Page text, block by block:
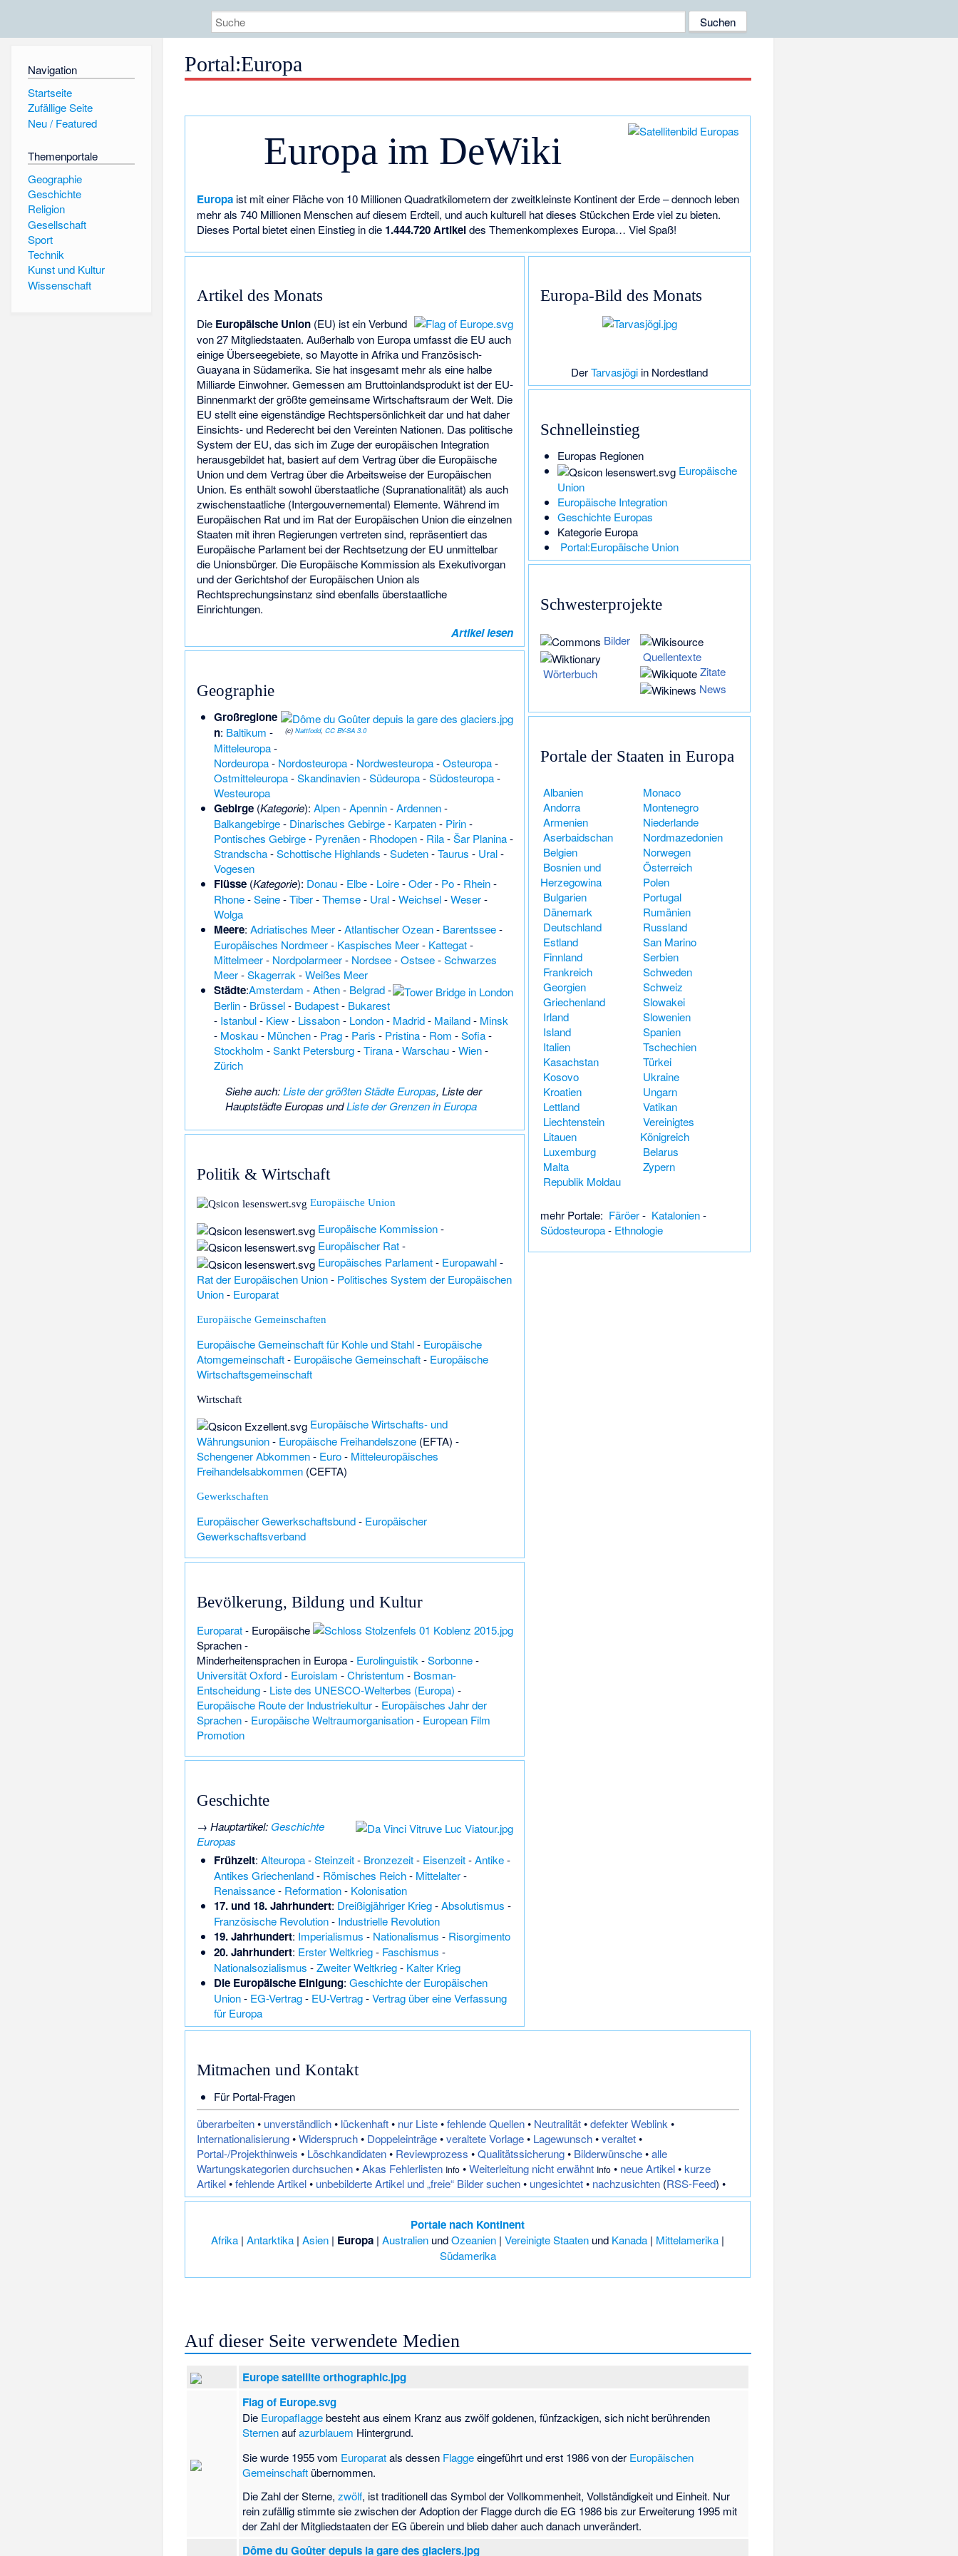
Navigation
Startseite
Zufällige Seite
Neu / Featured
Themenportale
Geographie
Geschichte
Religion
Gesellschaft
Sport
Technik
Kunst und Kultur
Wissenschaft
Portal:Europa
Europa im DeWiki
Europaist mit einer Fläche von 10 Millionen Quadratkilometern der zweitkleinste Kontinent der Erde – dennoch leben
mehr als 740 Millionen Menschen auf diesem Erdteil, und auch kulturell hat dieses Stückchen Erde viel zu bieten.
Dieses Portal bietet einen Einstieg in die 1.444.720 Artikeldes Themenkomplexes Europa… Viel Spaß!
Artikel des Monats
Die Europäische Union(EU) ist ein Verbund
von 27 Mitgliedstaaten. Außerhalb von Europa umfasst die EU auch
einige Überseegebiete, so Mayotte in Afrika und Französisch-
Guayana in Südamerika. Sie hat insgesamt mehr als eine halbe
Milliarde Einwohner. Gemessen am Bruttoinlandsprodukt ist der EU-
Binnenmarkt der größte gemeinsame Wirtschaftsraum der Welt. Die
EU stellt eine eigenständige Rechtspersönlichkeit dar und hat daher
Einsichts- und Rederecht bei den Vereinten Nationen. Das politische
System der EU, das sich im Zuge der europäischen Integration
herausgebildet hat, basiert auf dem Vertrag über die Europäische
Union und dem Vertrag über die Arbeitsweise der Europäischen
Union. Es enthält sowohl überstaatliche (Supranationalität) als auch
zwischenstaatliche (Intergouvernemental) Elemente. Während im
Europäischen Rat und im Rat der Europäischen Union die einzelnen
Staaten mit ihren Regierungen vertreten sind, repräsentiert das
Europäische Parlament bei der Rechtsetzung der EU unmittelbar
die Unionsbürger. Die Europäische Kommission als Exekutivorgan
und der Gerichtshof der Europäischen Union als
Rechtsprechungsinstanz sind ebenfalls überstaatliche
Einrichtungen.
Artikel lesen
Geographie
(c)Nattfodd,CC BY-SA 3.0
Großregione
n: Baltikum -
Mitteleuropa-
Nordeuropa- Nordosteuropa- Nordwesteuropa-Osteuropa-
Ostmitteleuropa-Skandinavien-Südeuropa-Südosteuropa-
Westeuropa
Gebirge(Kategorie): Alpen-Apennin-Ardennen-
Balkangebirge- Dinarisches Gebirge- Karpaten- Pirin-
Pontisches Gebirge- Pyrenäen- Rhodopen- Rila-Šar Planina-
Strandscha-Schottische Highlands -Sudeten-Taurus - Ural-
Vogesen
Flüsse(Kategorie): Donau- Elbe- Loire-Oder- Po- Rhein-
Rhone-Seine-Tiber-Themse- Ural-Weichsel-Weser-
Wolga
Meere: Adriatisches Meer-Atlantischer Ozean- Barentssee-
Europäisches Nordmeer- Kaspisches Meer- Kattegat-
Mittelmeer- Nordpolarmeer- Nordsee-Ostsee-Schwarzes
Meer-Skagerrak -Weißes Meer
Städte:Amsterdam -Athen- Belgrad-
Berlin- Brüssel- Budapest- Bukarest
- Istanbul- Kiew- Lissabon- London- Madrid- Mailand- Minsk
- Moskau- München- Prag- Paris - Pristina- Rom -Sofia-
Stockholm -Sankt Petersburg-Tirana-Warschau-Wien-
Zürich
Siehe auch:Liste der größten Städte Europas, Liste der
Hauptstädte Europas undListe der Grenzen in Europa
Politik & Wirtschaft
Europäische Union
Europäische Kommission-
Europäischer Rat-
Europäisches Parlament- Europawahl-
Rat der Europäischen Union- Politisches System der Europäischen
Union- Europarat
Europäische Gemeinschaften
Europäische Gemeinschaft für Kohle und Stahl- Europäische
Atomgemeinschaft- Europäische Gemeinschaft- Europäische
Wirtschaftsgemeinschaft
Wirtschaft
Europäische Wirtschafts- und
Währungsunion- Europäische Freihandelszone(EFTA) -
Schengener Abkommen- Euro- Mitteleuropäisches
Freihandelsabkommen(CEFTA)
Gewerkschaften
Europäischer Gewerkschaftsbund- Europäischer
Gewerkschaftsverband
Bevölkerung, Bildung und Kultur
Europarat- Europäische
Sprachen-
Minderheitensprachen in Europa- Eurolinguistik -Sorbonne-
Universität Oxford- Euroislam -Christentum - Bosman-
Entscheidung- Liste des UNESCO-Welterbes (Europa) -
Europäische Route der Industriekultur- Europäisches Jahr der
Sprachen- Europäische Weltraumorganisation- European Film
Promotion
Geschichte
→ Hauptartikel: Geschichte
Europas
Frühzeit: Alteuropa-Steinzeit- Bronzezeit- Eisenzeit-Antike-
Antikes Griechenland- Römisches Reich- Mittelalter-
Renaissance- Reformation- Kolonisation
17. und 18. Jahrhundert: Dreißigjähriger Krieg-Absolutismus -
Französische Revolution- Industrielle Revolution
19. Jahrhundert: Imperialismus - Nationalismus - Risorgimento
20. Jahrhundert: Erster Weltkrieg- Faschismus -
Nationalsozialismus -Zweiter Weltkrieg- Kalter Krieg
Die Europäische Einigung: Geschichte der Europäischen
Union- EG-Vertrag- EU-Vertrag-Vertrag über eine Verfassung
für Europa
Europa-Bild des Monats
DerTarvasjõgi in Nordestland
Schnelleinstieg
Europas Regionen
Europäische
Union
Europäische Integration
Geschichte Europas
Kategorie Europa
Portal:Europäische Union
Schwesterprojekte
Bilder
Wörterbuch
Quellentexte
Zitate
News
Portale der Staaten in Europa
Albanien
Andorra
Armenien
Aserbaidschan
Belgien
Bosnien und
Herzegowina
Bulgarien
Dänemark
Deutschland
Estland
Finnland
Frankreich
Georgien
Griechenland
Irland
Island
Italien
Kasachstan
Kosovo
Kroatien
Lettland
Liechtenstein
Litauen
Luxemburg
Malta
Republik Moldau
Monaco
Montenegro
Niederlande
Nordmazedonien
Norwegen
Österreich
Polen
Portugal
Rumänien
Russland
San Marino
Serbien
Schweden
Schweiz
Slowakei
Slowenien
Spanien
Tschechien
Türkei
Ukraine
Ungarn
Vatikan
Vereinigtes
Königreich
Belarus
Zypern
mehr Portale: Färöer- Katalonien-
Südosteuropa- Ethnologie
Mitmachen und Kontakt
Für Portal-Fragen
überarbeiten• unverständlich• lückenhaft• nur Liste•fehlende Quellen• Neutralität•defekter Weblink •
Internationalisierung•Widerspruch• Doppeleinträge•veraltete Vorlage• Lagewunsch•veraltet•
Portal-/Projekthinweis • Löschkandidaten• Reviewprozess •Qualitätssicherung• Bilderwünsche•alle
Wartungskategorien durchsuchen•Akas Fehlerlisten Info•Weiterleitung nicht erwähnt Info• neue Artikel•kurze
Artikel•fehlende Artikel• unbebilderte Artikel und „freie“ Bilder suchen• ungesichtet• nachzusichten(RSS-Feed) •
Portale nach Kontinent
Afrika |Antarktika |Asien | Europa |Australien undOzeanien |Vereinigte Staaten und Kanada | Mittelamerika |
Südamerika
Auf dieser Seite verwendete Medien
Europe satellite orthographic.jpg
Flag of Europe.svg
Die Europaflaggebesteht aus einem Kranz aus zwölf goldenen, fünfzackigen, sich nicht berührenden
Sternenaufazurblauem Hintergrund.
Sie wurde 1955 vom Europaratals dessen Flaggeeingeführt und erst 1986 von der Europäischen
Gemeinschaft übernommen.
Die Zahl der Sterne,zwölf, ist traditionell das Symbol der Vollkommenheit, Vollständigkeit und Einheit. Nur
rein zufällig stimmte sie zwischen der Adoption der Flagge durch die EG 1986 bis zur Erweiterung 1995 mit
der Zahl der Mitgliedstaaten der EG überein und blieb daher auch danach unverändert.
Dôme du Goûter depuis la gare des glaciers.jpg